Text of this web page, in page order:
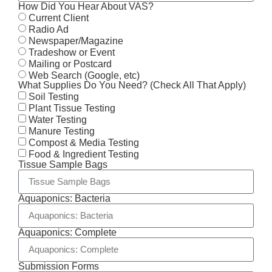
How Did You Hear About VAS?
Current Client
Radio Ad
Newspaper/Magazine
Tradeshow or Event
Mailing or Postcard
Web Search (Google, etc)
What Supplies Do You Need? (Check All That Apply)
Soil Testing
Plant Tissue Testing
Water Testing
Manure Testing
Compost & Media Testing
Food & Ingredient Testing
Tissue Sample Bags
Aquaponics: Bacteria
Aquaponics: Complete
Submission Forms